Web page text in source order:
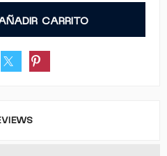
CARRITO